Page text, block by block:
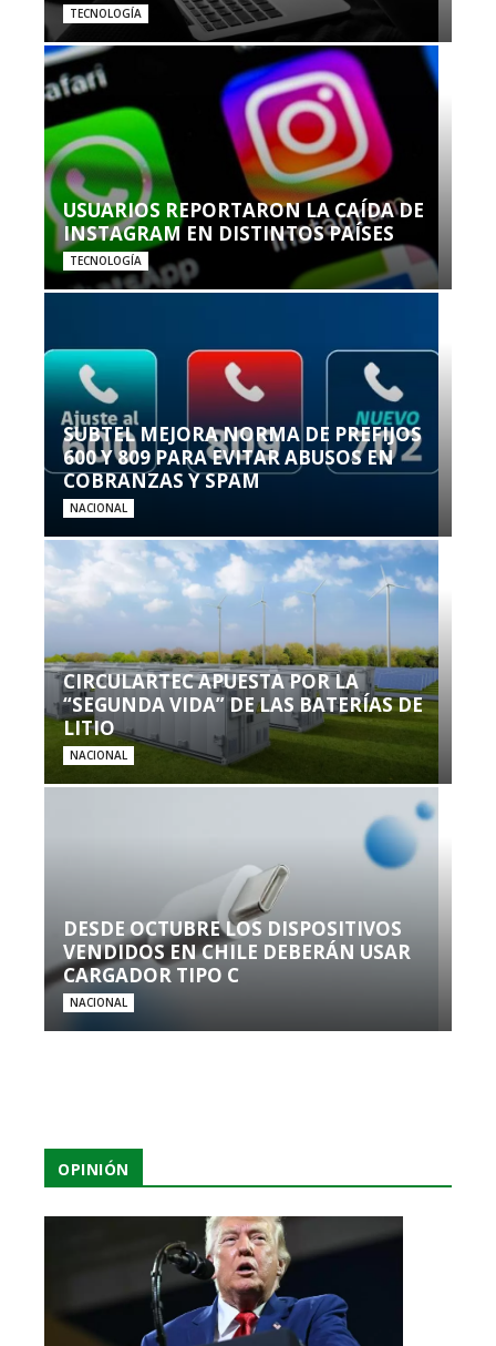
TECNOLOGÍA
USUARIOS REPORTARON LA CAÍDA DE
INSTAGRAM EN DISTINTOS PAÍSES
TECNOLOGÍA
SUBTEL MEJORA NORMA DE PREFIJOS
600 Y 809 PARA EVITAR ABUSOS EN
COBRANZAS Y SPAM
NACIONAL
CIRCULARTEC APUESTA POR LA
“SEGUNDA VIDA” DE LAS BATERÍAS DE
LITIO
NACIONAL
DESDE OCTUBRE LOS DISPOSITIVOS
VENDIDOS EN CHILE DEBERÁN USAR
CARGADOR TIPO C
NACIONAL
OPINIÓN